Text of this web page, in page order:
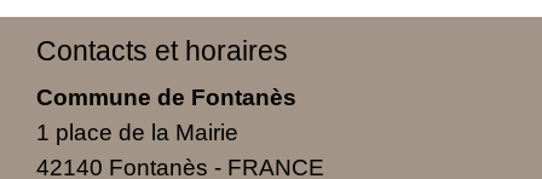
Contacts et horaires
Commune de Fontanès
1 place de la Mairie
42140 Fontanès - FRANCE